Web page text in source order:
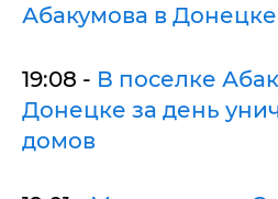
Абакумова в Донецке
19:08 - В поселке
Донецке за день
домов